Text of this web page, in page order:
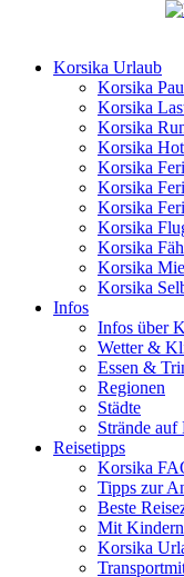
Korsika Urlaub
Korsika
Korsika
Korsika
Korsika
Korsika
Korsika
Korsika
Korsika
Korsika
Korsika
Korsika
Infos
Infos über
Wetter &
Essen &
Regionen
Städte
Strände auf
Reisetipps
Korsika
Tipps zur
Beste
Mit
Korsika